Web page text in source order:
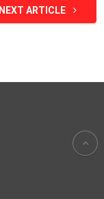
NEXT ARTICLE